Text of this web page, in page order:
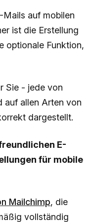
auf mobilen
ist die Erstellung
optionale Funktion,
Sie - jede von
auf allen Arten von
dargestellt.
E-
für mobile
Mailchimp, die
vollständig